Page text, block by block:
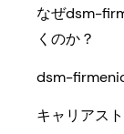
なぜdsm-
くのか？
dsm-
キャリアス